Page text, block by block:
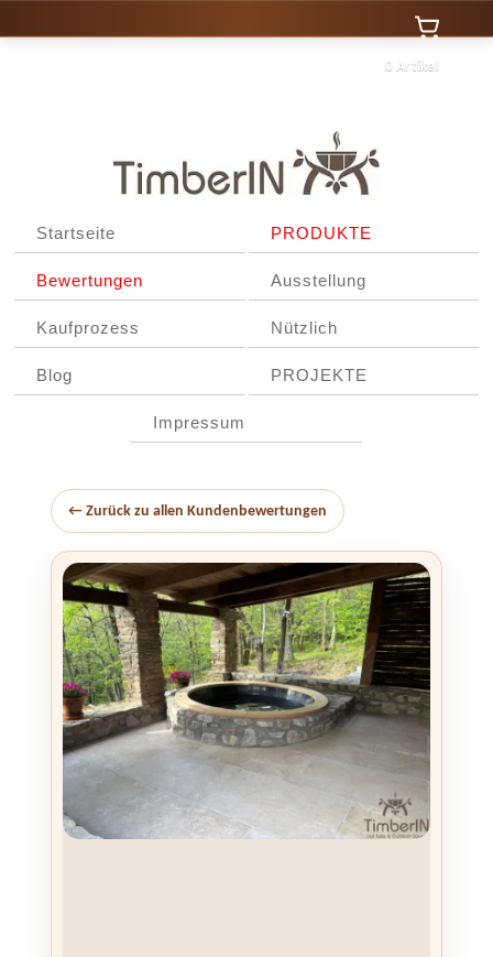
0 Artikel
Startseite PRODUKTE
Bewertungen Ausstellung
Kaufprozess Nützlich
Blog PROJEKTE
Impressum
← Zurück zu allen Kundenbewertungen